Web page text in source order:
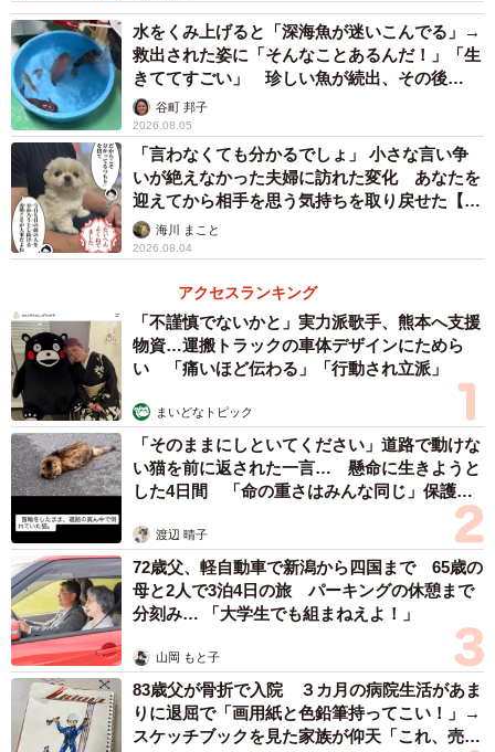
「都内の公園で撮影しました」
ーー街なかで出会えるんですか？！
「冬場は身近な都市公園でも見ることができます。 鳴き声
を予習した上で、近くに水場がある薄暗い場所を探すと、
出会える確率があがります」
ーー「ルリビタキは長く生きるほど青くなる」と投稿に書
「専門家ではないので憶測ですが、少なくとも4年以上、長
ければ5年以上生きているかもしれません。幼鳥は青色では
なくモスグリーンのような羽色です」
水をくみ上げると「深海魚が迷いこんでる」→
救出された姿に「そんなことあるんだ！」「生
きててすごい」 珍しい魚が続出、その後
は……谷町 邦子
2026.08.05
「言わなくても分かるでしょ」 小さな言い争
いが絶えなかった夫婦に訪れた変化 あなたを
迎えてから相手を思う気持ちを取り戻せた【漫
画】海川 まこと
2026.08.04
アクセスランキング
「不謹慎でないかと」実力派歌手、熊本へ支援
物資…運搬トラックの車体デザインにためら
い 「痛いほど伝わる」「行動され立派」
まいどなトピック
「そのままにしといてください」道路で動けな
い猫を前に返された一言… 懸命に生きようと
した4日間 「命の重さはみんな同じ」保護団
渡辺 晴子
72歳父、軽自動車で新潟から四国まで 65歳の
母と2人で3泊4日の旅 パーキングの休憩まで
分刻み… 「大学生でも組まねえよ！」
山岡 もと子
83歳父が骨折で入院 ３カ月の病院生活があま
りに退屈で「画用紙と色鉛筆持ってこい！」→
スケッチブックを見た家族が仰天「これ、売れ